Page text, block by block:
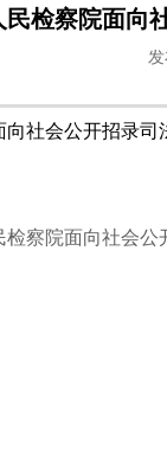
民检察院面向
发
社会公开招录司
检察院面向社会